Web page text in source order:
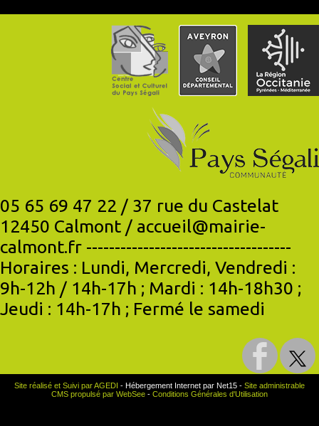
05 65 69 47 22 / 37 rue du Castelat
12450 Calmont / accueil@mairie-
calmont.fr ------------------------------------
Horaires : Lundi, Mercredi, Vendredi :
9h-12h / 14h-17h ; Mardi : 14h-18h30 ;
Jeudi : 14h-17h ; Fermé le samedi
Site réalisé et Suivi par AGEDI - Hébergement Internet par Net15 - Site administrable
CMS propulsé par WebSee - Conditions Générales d'Utilisation